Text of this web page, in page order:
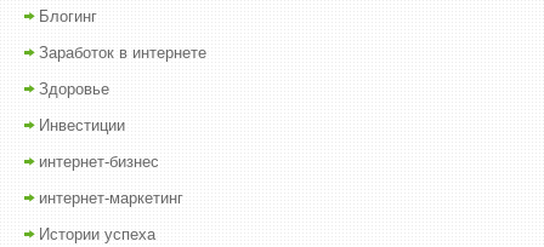
Блогинг
Заработок в интернете
Здоровье
Инвестиции
интернет-бизнес
интернет-маркетинг
Истории успеха